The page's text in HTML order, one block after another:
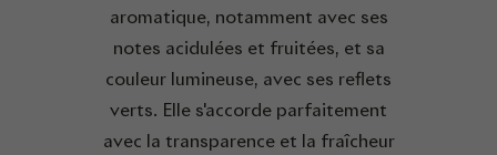
aromatique, notamment avec ses
notes acidulées et fruitées, et sa
couleur lumineuse, avec ses reflets
verts. Elle s'accorde parfaitement
avec la transparence et la fraîcheur